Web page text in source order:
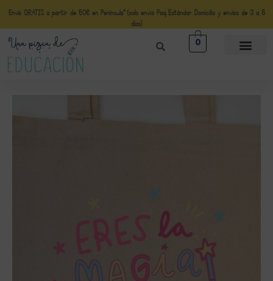
Envío GRATIS a partir de 50€ en Península* (solo envio Paq Estándar Domicilio y envíos de 3 a 5
días)
0